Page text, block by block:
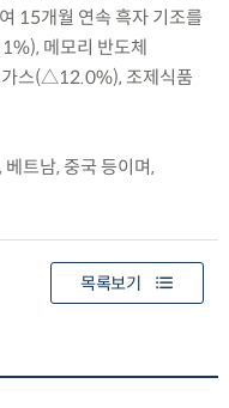
15개월 연속 흑자 기조를
메모리 반도체
스(△12.0%), 조제식품
트남, 중국 등이며,
목록보기